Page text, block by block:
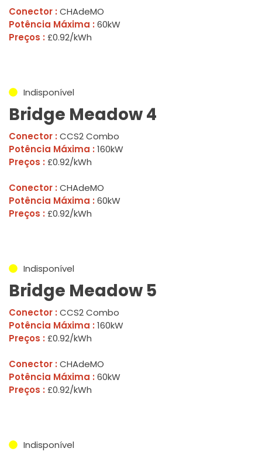
Conector : CHAdeMO
Potência Máxima : 60kW
Preços : £0.92/kWh
Indisponível
Bridge Meadow 4
Conector : CCS2 Combo
Potência Máxima : 160kW
Preços : £0.92/kWh
Conector : CHAdeMO
Potência Máxima : 60kW
Preços : £0.92/kWh
Indisponível
Bridge Meadow 5
Conector : CCS2 Combo
Potência Máxima : 160kW
Preços : £0.92/kWh
Conector : CHAdeMO
Potência Máxima : 60kW
Preços : £0.92/kWh
Indisponível